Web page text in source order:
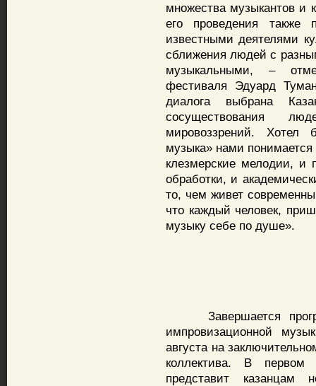
множества музыкантов и
его проведения также
известными деятелями
сближения людей с
музыкальными, –
фестиваля Эдуард
диалога выбрана
сосуществования
мировоззрений. Хотел
музыка» нами
клезмерские мелодии,
обработки, и
то, чем живет
что каждый человек,
музыку себе по душе».
Завершается
импровизационной
августа на
коллектива. В первом
представит казанцам